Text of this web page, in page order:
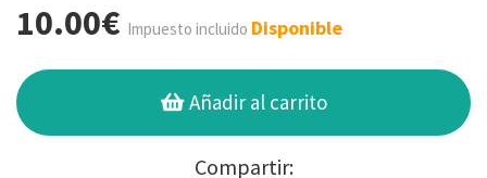
10.00€ Impuesto incluido Disponible
Añadir al carrito
Compartir: